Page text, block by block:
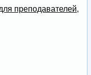
преподавателей,